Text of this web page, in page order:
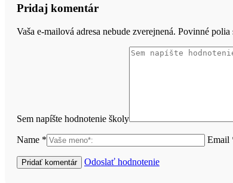
Pridaj komentár
Vaša e-mailová adresa nebude zverejnená. Povinné polia
Sem napíšte hodnotenie školy
Name * Email
Odoslať hodnotenie